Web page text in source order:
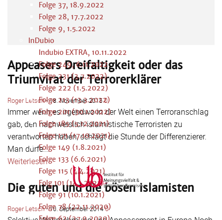
Folge 37, 18.9.2022
Folge 28, 17.7.2022
Folge 9, 1.5.2022
InDubio
Indubio EXTRA, 10.11.2022
Folge 249, 6.11.2022
Folge 231 (3.7.2022)
Folge 222 (1.5.2022)
Folge 213 (13.3.2022)
Folge 201 (30.1.2022)
Folge 185 (5.12.2021)
Folge 171 (17.10.2021)
Folge 149 (1.8.2021)
Folge 133 (6.6.2021)
Folge 115 (4.4.2021)
Folg 101 (14.1.2021)
Folge 91 (10.1.2021)
Folge 78 (22.11.2020)
Appeasers Dreifaltigkeit oder das
Triumvirat der Terrorerklärer
Roger Letsch-18. November 2015 0
Immer wenn es irgendwo in der Welt einen Terroranschlag
gab, den nachweislich islamistische Terroristen zu
verantworten haben, schlägt die Stunde der Differenzierer.
Man dürfe...
Weiterlesen
Die guten und die bösen Islamisten
Roger Letsch-10. September 20140